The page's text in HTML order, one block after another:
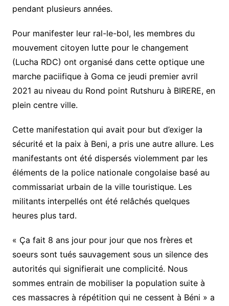
pendant plusieurs années.
Pour manifester leur ral-le-bol, les membres du
mouvement citoyen lutte pour le changement
(Lucha RDC) ont organisé dans cette optique une
marche paciifique à Goma ce jeudi premier avril
2021 au niveau du Rond point Rutshuru à BIRERE, en
plein centre ville.
Cette manifestation qui avait pour but d’exiger la
sécurité et la paix à Beni, a pris une autre allure. Les
manifestants ont été dispersés violemment par les
éléments de la police nationale congolaise basé au
commissariat urbain de la ville touristique. Les
militants interpellés ont été relâchés quelques
heures plus tard.
« Ça fait 8 ans jour pour jour que nos frères et
soeurs sont tués sauvagement sous un silence des
autorités qui signifierait une complicité. Nous
sommes entrain de mobiliser la population suite à
ces massacres à répétition qui ne cessent à Béni » a